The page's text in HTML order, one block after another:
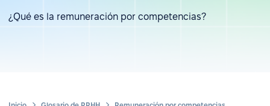
¿Qué es la remuneración por competencias?